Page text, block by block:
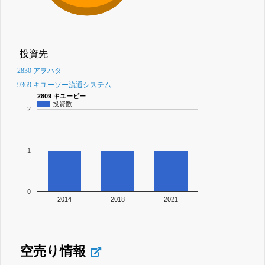
投資先
2830 アヲハタ
9369 キユーソー流通システム
2809 キユーピー
投資数
2014 2018 2021
0
1
2
空売り情報